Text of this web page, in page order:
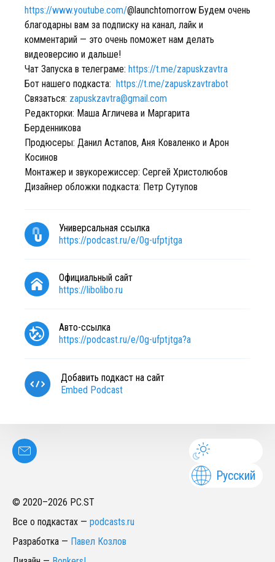
https://www.youtube.com/@launchtomorrow Будем очень
благодарны вам за подписку на канал, лайк и
комментарий — это очень поможет нам делать
видеоверсию и дальше!
Чат Запуска в телеграме: https://t.me/zapuskzavtra
Бот нашего подкаста: https://t.me/zapuskzavtrabot
Связаться: zapuskzavtra@gmail.com
Редакторки: Маша Агличева и Маргарита
Берденникова
Продюсеры: Данил Астапов, Аня Коваленко и Арон
Косинов
Монтажер и звукорежиссер: Сергей Христолюбов
Дизайнер обложки подкаста: Петр Сутупов
Универсальная ссылка
https://podcast.ru/e/0g-ufptjtga
Официальный сайт
https://libolibo.ru
Авто-ссылка
https://podcast.ru/e/0g-ufptjtga?a
Добавить подкаст на сайт
Embed Podcast
Русский
© 2020–2026 PC.ST
Все о подкастах — podcasts.ru
Разработка — Павел Козлов